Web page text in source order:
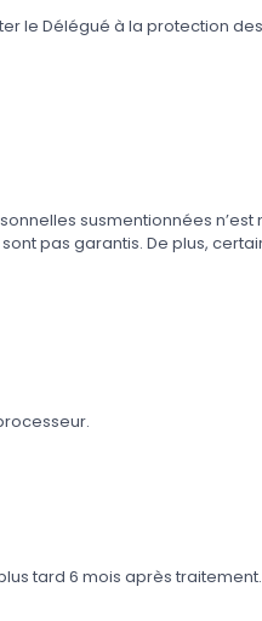
le Délégué à la protection
susmentionnées
pas garantis. De plus,
tard 6 mois après traitement.